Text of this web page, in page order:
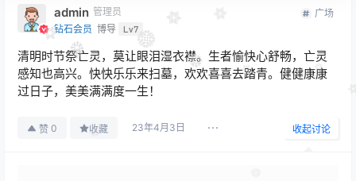
admin 管理员
钻石会员 博导 Lv7
广场
清明时节祭亡灵，莫让眼泪湿衣襟。生者愉快心舒畅，亡灵
感知也高兴。快快乐乐来扫墓，欢欢喜喜去踏青。健健康康
过日子，美美满满度一生！
赞 0 收藏 23年4月3日 收起讨论